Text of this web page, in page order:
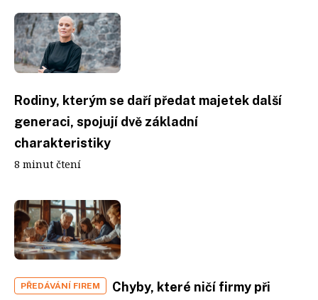
Rodiny, kterým se daří předat majetek další
generaci, spojují dvě základní
charakteristiky
8 minut čtení
PŘEDÁVÁNÍ FIREM
Chyby, které ničí firmy při